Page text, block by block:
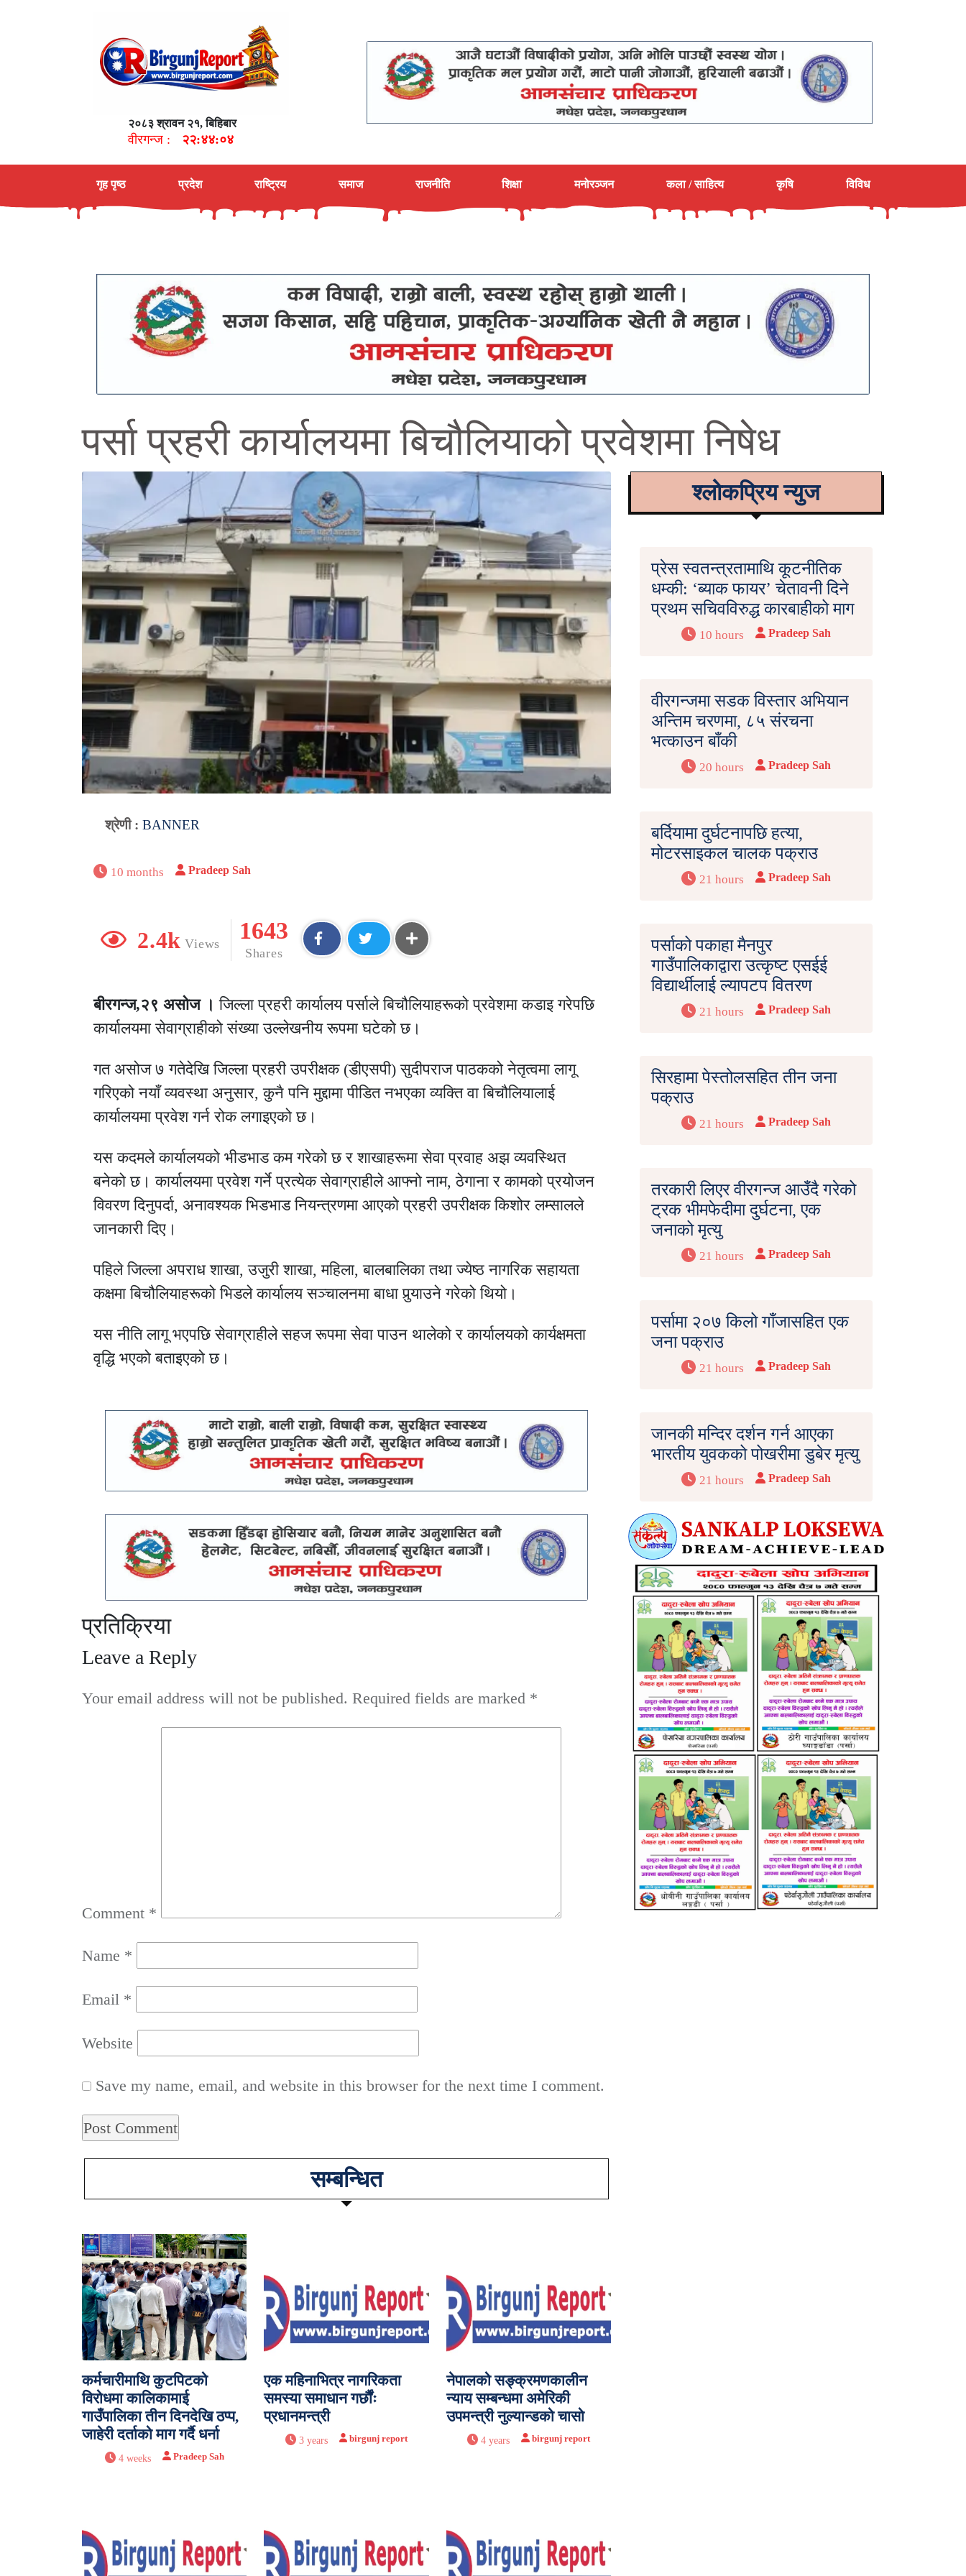
२०८३ श्रावन २१, बिहिबार
वीरगन्ज : २२:४४:०५
गृह पृष्ठ प्रदेश राष्ट्रिय समाज राजनीति शिक्षा मनोरञ्जन कला / साहित्य कृषि विविध
पर्सा प्रहरी कार्यालयमा बिचौलियाको प्रवेशमा निषेध
श्रेणी : BANNER
10 months Pradeep Sah
2.4k Views
1643
Shares
बीरगन्ज,२९ असोज । जिल्ला प्रहरी कार्यालय पर्साले बिचौलियाहरूको प्रवेशमा कडाइ गरेपछि
कार्यालयमा सेवाग्राहीको संख्या उल्लेखनीय रूपमा घटेको छ।
गत असोज ७ गतेदेखि जिल्ला प्रहरी उपरीक्षक (डीएसपी) सुदीपराज पाठकको नेतृत्वमा लागू
गरिएको नयाँ व्यवस्था अनुसार, कुनै पनि मुद्दामा पीडित नभएका व्यक्ति वा बिचौलियालाई
कार्यालयमा प्रवेश गर्न रोक लगाइएको छ।
यस कदमले कार्यालयको भीडभाड कम गरेको छ र शाखाहरूमा सेवा प्रवाह अझ व्यवस्थित
बनेको छ। कार्यालयमा प्रवेश गर्ने प्रत्येक सेवाग्राहीले आफ्नो नाम, ठेगाना र कामको प्रयोजन
विवरण दिनुपर्दा, अनावश्यक भिडभाड नियन्त्रणमा आएको प्रहरी उपरीक्षक किशोर लम्सालले
जानकारी दिए।
पहिले जिल्ला अपराध शाखा, उजुरी शाखा, महिला, बालबालिका तथा ज्येष्ठ नागरिक सहायता
कक्षमा बिचौलियाहरूको भिडले कार्यालय सञ्चालनमा बाधा पुर्‍याउने गरेको थियो।
यस नीति लागू भएपछि सेवाग्राहीले सहज रूपमा सेवा पाउन थालेको र कार्यालयको कार्यक्षमता
वृद्धि भएको बताइएको छ।
प्रतिक्रिया
Leave a Reply
Your email address will not be published. Required fields are marked *
Comment *
Name *
Email *
Website
Save my name, email, and website in this browser for the next time I comment.
सम्बन्धित
कर्मचारीमाथि कुटपिटको
विरोधमा कालिकामाई
गाउँपालिका तीन दिनदेखि ठप्प,
जाहेरी दर्ताको माग गर्दै धर्ना
4 weeks Pradeep Sah
एक महिनाभित्र नागरिकता
समस्या समाधान गर्छाैंः
प्रधानमन्त्री
3 years birgunj report
नेपालको सङ्क्रमणकालीन
न्याय सम्बन्धमा अमेरिकी
उपमन्त्री नुल्यान्डको चासो
4 years birgunj report
श्लोकप्रिय न्युज
प्रेस स्वतन्त्रतामाथि कूटनीतिक
धम्की: ‘ब्याक फायर’ चेतावनी दिने
प्रथम सचिवविरुद्ध कारबाहीको माग
10 hours Pradeep Sah
वीरगन्जमा सडक विस्तार अभियान
अन्तिम चरणमा, ८५ संरचना
भत्काउन बाँकी
20 hours Pradeep Sah
बर्दियामा दुर्घटनापछि हत्या,
मोटरसाइकल चालक पक्राउ
21 hours Pradeep Sah
पर्साको पकाहा मैनपुर
गाउँपालिकाद्वारा उत्कृष्ट एसईई
विद्यार्थीलाई ल्यापटप वितरण
21 hours Pradeep Sah
सिरहामा पेस्तोलसहित तीन जना
पक्राउ
21 hours Pradeep Sah
तरकारी लिएर वीरगन्ज आउँदै गरेको
ट्रक भीमफेदीमा दुर्घटना, एक
जनाको मृत्यु
21 hours Pradeep Sah
पर्सामा २०७ किलो गाँजासहित एक
जना पक्राउ
21 hours Pradeep Sah
जानकी मन्दिर दर्शन गर्न आएका
भारतीय युवकको पोखरीमा डुबेर मृत्यु
21 hours Pradeep Sah